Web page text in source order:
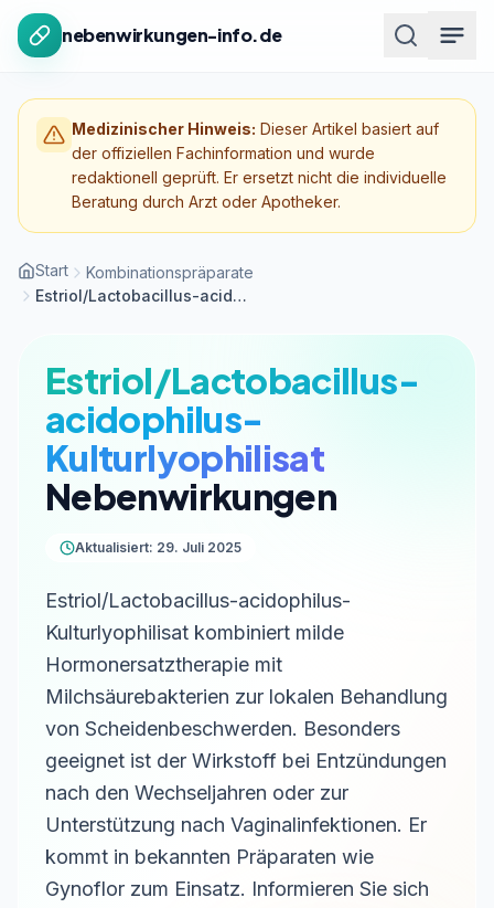
Zum Inhalt springen
nebenwirkungen-info.de
Medizinischer Hinweis: Dieser Artikel basiert auf
der offiziellen Fachinformation und wurde
redaktionell geprüft. Er ersetzt nicht die individuelle
Beratung durch Arzt oder Apotheker.
Start
Kombinationspräparate
Estriol/Lactobacillus-acidophilus-Kulturlyophilisat
Estriol/Lactobacillus-
acidophilus-
Kulturlyophilisat
Nebenwirkungen
Aktualisiert: 29. Juli 2025
Estriol/Lactobacillus-acidophilus-
Kulturlyophilisat kombiniert milde
Hormonersatztherapie mit
Milchsäurebakterien zur lokalen Behandlung
von Scheidenbeschwerden. Besonders
geeignet ist der Wirkstoff bei Entzündungen
nach den Wechseljahren oder zur
Unterstützung nach Vaginalinfektionen. Er
kommt in bekannten Präparaten wie
Gynoflor zum Einsatz. Informieren Sie sich